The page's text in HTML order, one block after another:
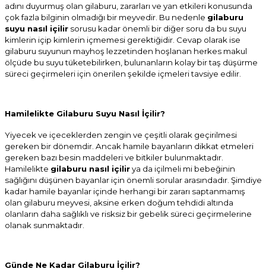
adını duyurmuş olan gilaburu, zararları ve yan etkileri konusunda
çok fazla bilginin olmadığı bir meyvedir. Bu nedenle gilaburu
suyu nasıl içilirsorusu kadar önemli bir diğer soru da bu suyu
kimlerin içip kimlerin içmemesi gerektiğidir. Cevap olarak ise
gilaburu suyunun mayhoş lezzetinden hoşlanan herkes makul
ölçüde bu suyu tüketebilirken, bulunanların kolay bir taş düşürme
süreci geçirmeleri için önerilen şekilde içmeleri tavsiye edilir.
Hamilelikte Gilaburu Suyu Nasıl İçilir?
Yiyecek ve içeceklerden zengin ve çeşitli olarak geçirilmesi
gereken bir dönemdir. Ancak hamile bayanların dikkat etmeleri
gereken bazı besin maddeleri ve bitkiler bulunmaktadır.
Hamilelikte gilaburu nasıl içilirya da içilmeli mi bebeğinin
sağlığını düşünen bayanlar için önemli sorular arasındadır. Şimdiye
kadar hamile bayanlar içinde herhangi bir zararı saptanmamış
olan gilaburu meyvesi, aksine erken doğum tehdidi altında
olanların daha sağlıklı ve risksiz bir gebelik süreci geçirmelerine
olanak sunmaktadır.
Günde Ne Kadar Gilaburu İçilir?